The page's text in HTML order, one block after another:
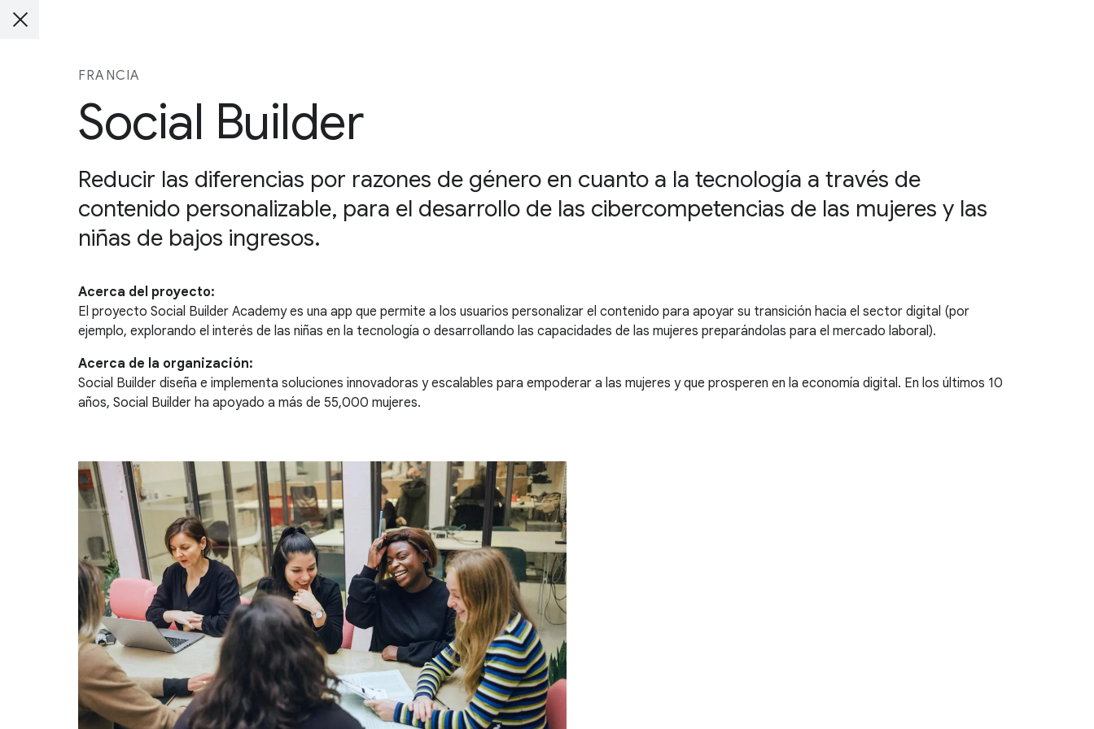
FRANCIA
Social Builder
Reducir las diferencias por razones de género en cuanto a la tecnología a través de
contenido personalizable, para el desarrollo de las cibercompetencias de las mujeres y las
niñas de bajos ingresos.
Acerca del proyecto:
El proyecto Social Builder Academy es una app que permite a los usuarios personalizar el contenido para apoyar su transición hacia el sector digital (por
ejemplo, explorando el interés de las niñas en la tecnología o desarrollando las capacidades de las mujeres preparándolas para el mercado laboral).
Acerca de la organización:
Social Builder diseña e implementa soluciones innovadoras y escalables para empoderar a las mujeres y que prosperen en la economía digital. En los últimos 10
años, Social Builder ha apoyado a más de 55,000 mujeres.